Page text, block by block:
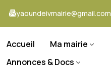
yaoundeivmairie@gmail.com
Accueil Ma mairie
Annonces & Docs